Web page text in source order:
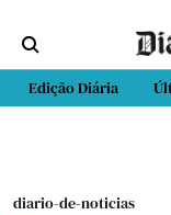
Edição Diária
diario-de-noticias